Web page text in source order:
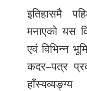
इतिहासमै
मनाएको यस
एवं विभिन्न
कदर–पत्र